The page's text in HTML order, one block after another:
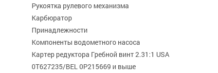
Рукоятка рулевого механизма
Карбюратор
Принадлежности
Компоненты водометного насоса
Картер редуктора Гребной винт 2.31:1 USA
0T627235/BEL 0P215669 и выше